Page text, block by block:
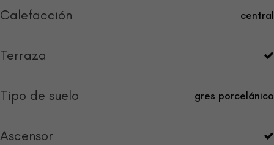
Calefacción central
Terraza
Tipo de suelo gres porcelánico
Ascensor